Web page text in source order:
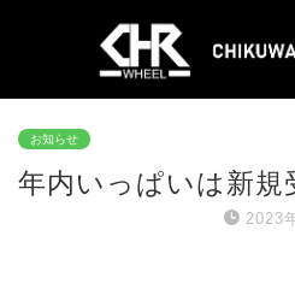
お知らせ
年内いっぱいは新規
2023